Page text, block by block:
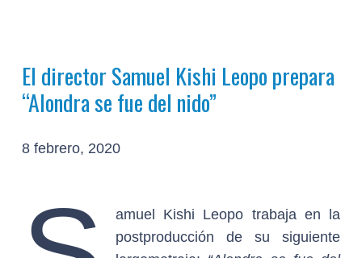
El director Samuel Kishi Leopo prepara
“Alondra se fue del nido”
8 febrero, 2020
amuel Kishi Leopo trabaja en la
postproducción de su siguiente